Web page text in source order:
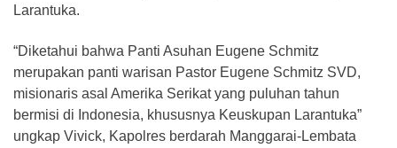
Larantuka.
“Diketahui bahwa Panti Asuhan Eugene Schmitz
merupakan panti warisan Pastor Eugene Schmitz SVD,
misionaris asal Amerika Serikat yang puluhan tahun
bermisi di Indonesia, khususnya Keuskupan Larantuka”
ungkap Vivick, Kapolres berdarah Manggarai-Lembata